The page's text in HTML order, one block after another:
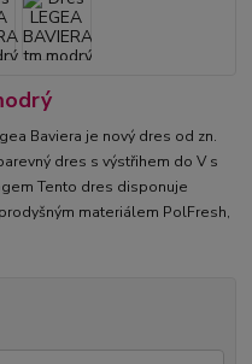
Baviera je nový dres od zn.
dres s výstřihem do V s
Tento dres disponuje
materiálem PolFresh,